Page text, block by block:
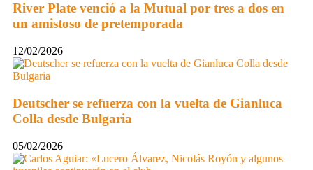
River Plate venció a la Mutual por tres a dos en
un amistoso de pretemporada
12/02/2026
Deutscher se refuerza con la vuelta de Gianluca
Colla desde Bulgaria
05/02/2026